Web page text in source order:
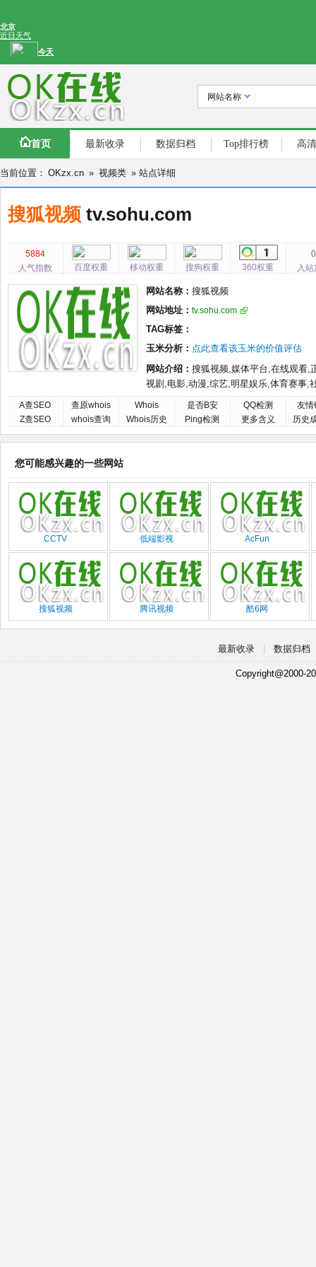
网站名称
首页 最新收录 数据归档 Top排行榜 高
当前位置： OKzx.cn » 视频类 » 站点详细
搜狐视频 tv.sohu.com
5884
人气指数
百度权重 移动权重 搜狗权重 360权重
0
入
网站名称： 搜狐视频
网站地址： tv.sohu.com
TAG标签：
玉米分析： 点此查看该玉米的价值评估
网站介绍： 搜狐视频,媒体平台,在线观看,
视剧,电影,动漫,综艺,明星娱乐,体育赛事,
A查SEO
Z查SEO
查原whois
whois查询
Whois
Whois历史
是否B安
Ping检测
QQ检测
更多含义
友情
历史
您可能感兴趣的一些网站
CCTV 低端影视 AcFun
搜狐视频 腾讯视频 酷6网
最新收录 数据归档
Copyright@2000-